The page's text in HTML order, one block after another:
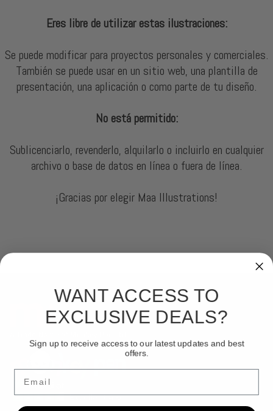
Eres libre de utilizar estas ilustraciones:
Se puede modificar para proyectos personales y comerciales.
También se puede usar en un sitio web, una plantilla de
presentación, una aplicación o como parte de tu diseño.
No está permitido:
Sublicenciarlo, revenderlo, alquilarlo o incluirlo en cualquier
archivo o base de datos en línea o fuera de línea.
¡Gracias por elegir Maa Illustrations!
WANT ACCESS TO
EXCLUSIVE DEALS?
Sign up to receive access to our latest updates and best
offers.